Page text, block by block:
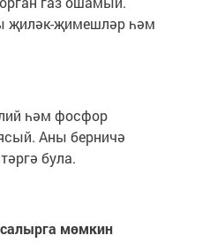
җиләк-җимешләр һәм
һәм фосфор
Аны берничә
була.
салырга мөмкин